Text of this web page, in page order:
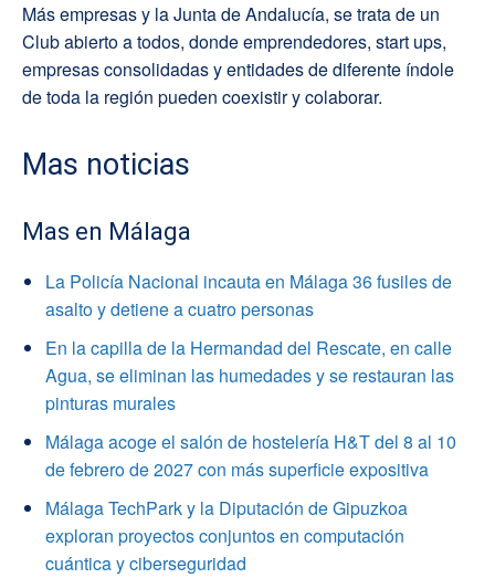
Más empresas y la Junta de Andalucía, se trata de un
Club abierto a todos, donde emprendedores, start ups,
empresas consolidadas y entidades de diferente índole
de toda la región pueden coexistir y colaborar.
Mas noticias
Mas en Málaga
La Policía Nacional incauta en Málaga 36 fusiles de
asalto y detiene a cuatro personas
En la capilla de la Hermandad del Rescate, en calle
Agua, se eliminan las humedades y se restauran las
pinturas murales
Málaga acoge el salón de hostelería H&T del 8 al 10
de febrero de 2027 con más superficie expositiva
Málaga TechPark y la Diputación de Gipuzkoa
exploran proyectos conjuntos en computación
cuántica y ciberseguridad